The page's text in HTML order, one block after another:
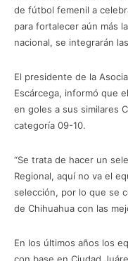
de fútbol femenil a
para fortalecer aún más
nacional, se integrarán
El presidente de la
Escárcega, informó que
en goles a sus similares
categoría 09-10.
“Se trata de hacer un
Regional, aquí no va el
selección, por lo que se
de Chihuahua con las
En los últimos años los